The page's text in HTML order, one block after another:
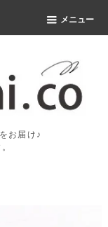
メニュー
お届け♪